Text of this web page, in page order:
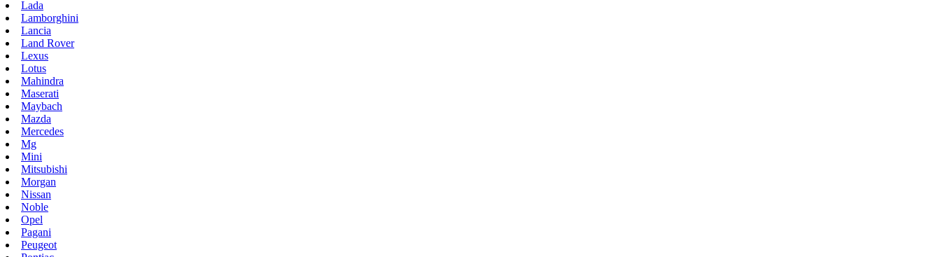
Lada
Lamborghini
Lancia
Land Rover
Lexus
Lotus
Mahindra
Maserati
Maybach
Mazda
Mercedes
Mg
Mini
Mitsubishi
Morgan
Nissan
Noble
Opel
Pagani
Peugeot